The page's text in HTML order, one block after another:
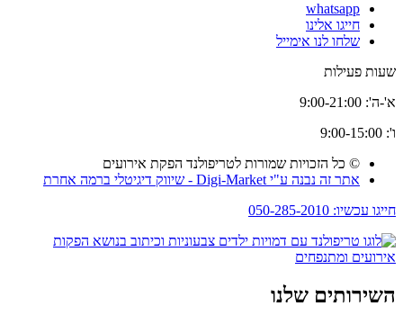
whatsapp
חייגו אלינו
שלחו לנו אימייל
שעות פעילות
א'-ה': 9:00-21:00
ו': 9:00-15:00
© כל הזכויות שמורות לטריפולנד הפקת אירועים
אתר זה נבנה ע"י Digi-Market - שיווק דיגיטלי ברמה אחרת
חייגו עכשיו: 050-285-2010
השירותים שלנו